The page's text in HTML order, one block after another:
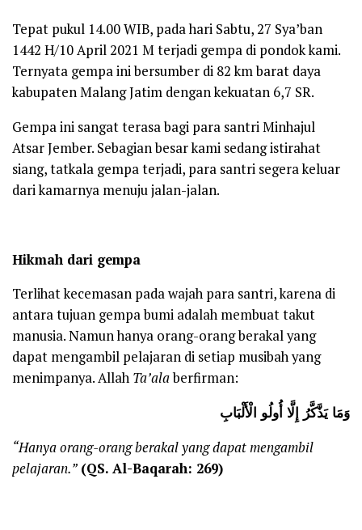
Tepat pukul 14.00 WIB, pada hari Sabtu, 27 Sya’ban
1442 H/10 April 2021 M terjadi gempa di pondok kami.
Ternyata gempa ini bersumber di 82 km barat daya
kabupaten Malang Jatim dengan kekuatan 6,7 SR.
Gempa ini sangat terasa bagi para santri Minhajul
Atsar Jember. Sebagian besar kami sedang istirahat
siang, tatkala gempa terjadi, para santri segera keluar
dari kamarnya menuju jalan-jalan.
Hikmah dari gempa
Terlihat kecemasan pada wajah para santri, karena di
antara tujuan gempa bumi adalah membuat takut
manusia. Namun hanya orang-orang berakal yang
dapat mengambil pelajaran di setiap musibah yang
menimpanya. Allah Ta’alaberfirman:
وَمَا يَذَّكَّرُ إِلَّا أُولُو الْأَلْبَابِ
“Hanya orang-orang berakal yang dapat mengambil
pelajaran.” (QS. Al-Baqarah: 269)